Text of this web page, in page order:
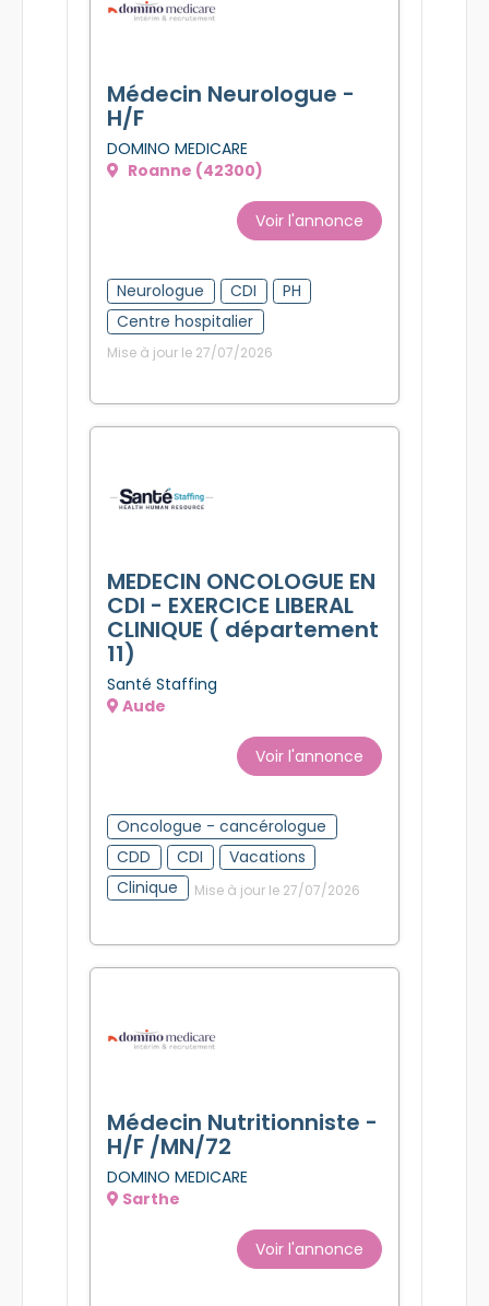
Médecin Neurologue -
H/F
DOMINO MEDICARE
Roanne (42300)
Voir l'annonce
Neurologue CDI
PH
Centre hospitalier
Mise à jour le 27/07/2026
MEDECIN ONCOLOGUE EN
CDI - EXERCICE LIBERAL
CLINIQUE ( département
11)
Santé Staffing
Aude
Voir l'annonce
Oncologue - cancérologue
CDD
CDI
Vacations
Clinique
Mise à jour le 27/07/2026
Médecin Nutritionniste -
H/F /MN/72
DOMINO MEDICARE
Sarthe
Voir l'annonce